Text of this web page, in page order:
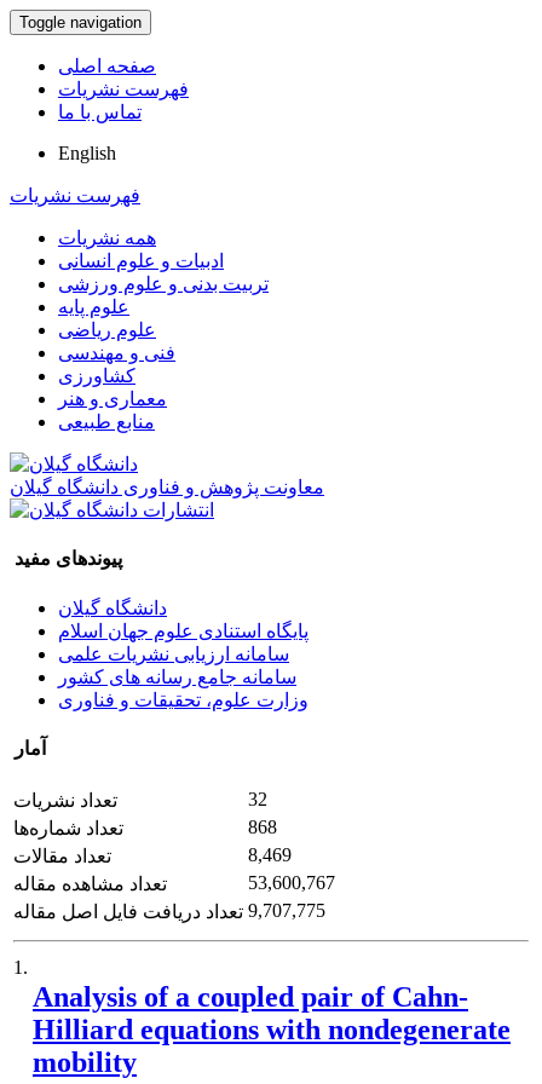
Toggle navigation
صفحه اصلی
فهرست نشریات
تماس با ما
English
فهرست نشریات
همه نشریات
ادبیات و علوم انسانی
تربیت بدنی و علوم ورزشی
علوم پایه
علوم ریاضی
فنی و مهندسی
کشاورزی
معماری و هنر
منابع طبیعی
معاونت پژوهش و فناوری دانشگاه گیلان
پیوندهای مفید
دانشگاه گیلان
پایگاه استنادی علوم جهان اسلام
سامانه ارزیابی نشریات علمی
سامانه جامع رسانه های کشور
وزارت علوم، تحقیقات و فناوری
آمار
تعداد نشریات
32
تعداد شماره‌ها
868
تعداد مقالات
8,469
تعداد مشاهده مقاله
53,600,767
تعداد دریافت فایل اصل مقاله 9,707,775
1.
Analysis of a coupled pair of Cahn-
Hilliard equations with nondegenerate
mobility